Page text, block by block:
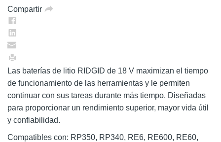
Compartir
Las baterías de litio RIDGID de 18 V maximizan el tiempo
de funcionamiento de las herramientas y le permiten
continuar con sus tareas durante más tiempo. Diseñadas
para proporcionar un rendimiento superior, mayor vida útil
y confiabilidad.
Compatibles con: RP350, RP340, RE6, RE600, RE60,